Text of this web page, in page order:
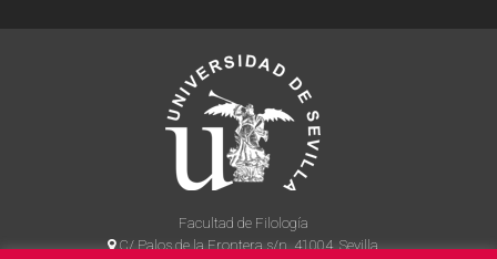
Facultad de Filología
C/ Palos de la Frontera s/n, 41004, Sevilla